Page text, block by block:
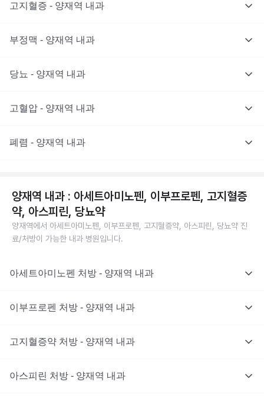
고지혈증 - 양재역 내과
부정맥 - 양재역 내과
당뇨 - 양재역 내과
고혈압 - 양재역 내과
폐렴 - 양재역 내과
양재역 내과 : 아세트아미노펜, 이부프로펜, 고지혈증
약, 아스피린, 당뇨약
양재역에서 아세트아미노펜, 이부프로펜, 고지혈증약, 아스피린, 당뇨약 진
료/처방이 가능한 내과 병원입니다.
아세트아미노펜 처방 - 양재역 내과
이부프로펜 처방 - 양재역 내과
고지혈증약 처방 - 양재역 내과
아스피린 처방 - 양재역 내과